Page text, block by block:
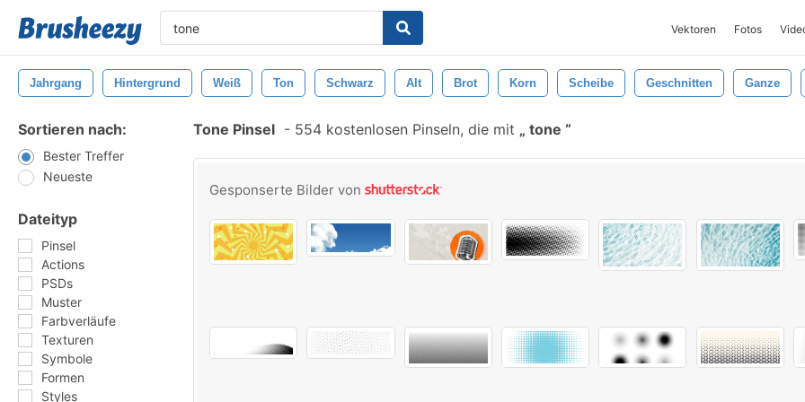
Vektoren Fotos
Jahrgang Hintergrund Weiß Ton Schwarz Alt Brot Korn Scheibe Geschnitten Ganze
Sortieren nach:
Bester Treffer
Neueste
Dateityp
Pinsel
Actions
PSDs
Muster
Farbverläufe
Texturen
Symbole
Formen
Styles
Tone Pinsel - 554 kostenlosen Pinseln, die mit tone
Gesponserte Bilder von